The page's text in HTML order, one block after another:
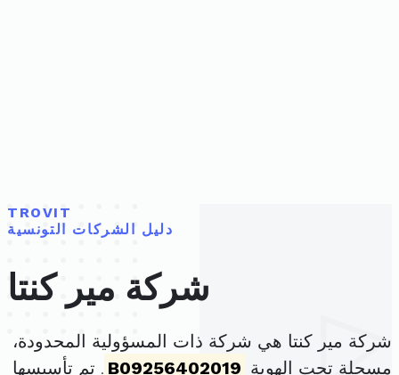
TROVIT
دليل الشركات التونسية
شركة مير كنتا
شركة مير كنتا هي شركة ذات المسؤولية المحدودة،
مسجلة تحت الهوية B09256402019 . تم تأسيسها